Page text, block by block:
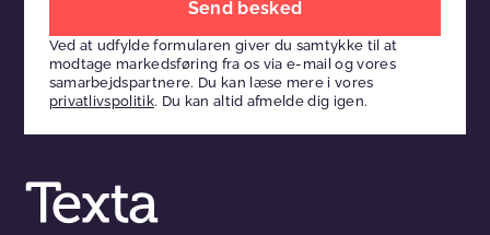
dette
felt
tomt
Ved at udfylde formularen giver du samtykke til at
modtage markedsføring fra os via e-mail og vores
samarbejdspartnere. Du kan læse mere i vores
privatlivspolitik. Du kan altid afmelde dig igen.